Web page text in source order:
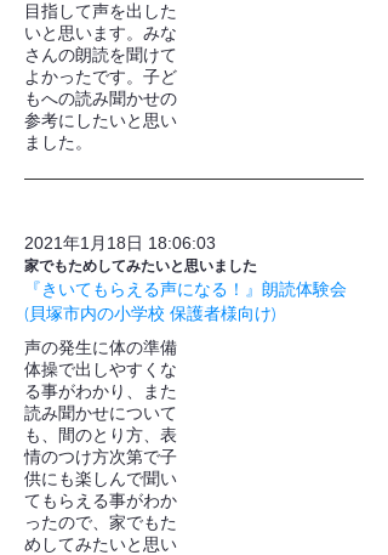
目指して声を出した
いと思います。みな
さんの朗読を聞けて
よかったです。子ど
もへの読み聞かせの
参考にしたいと思い
ました。
2021年1月18日 18:06:03
家でもためしてみたいと思いました
『きいてもらえる声になる！』朗読体験会
(貝塚市内の小学校 保護者様向け)
声の発生に体の準備
体操で出しやすくな
る事がわかり、また
読み聞かせについて
も、間のとり方、表
情のつけ方次第で子
供にも楽しんで聞い
てもらえる事がわか
ったので、家でもた
めしてみたいと思い